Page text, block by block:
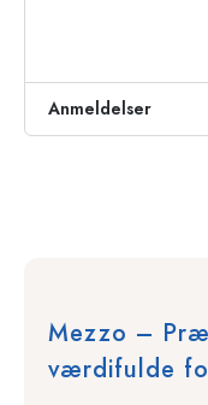
Anmeldelser
Mezzo –
værdifulde